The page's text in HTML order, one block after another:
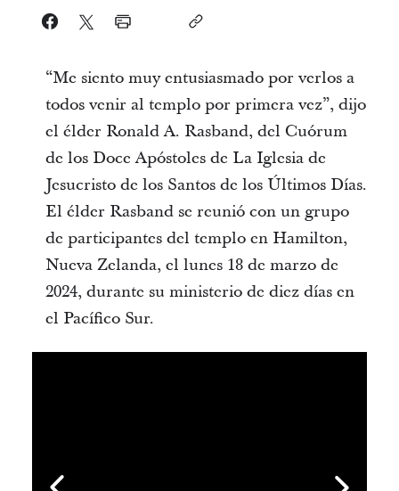
“Me siento muy entusiasmado por verlos a
todos venir al templo por primera vez”, dijo
el élder Ronald A. Rasband, del Cuórum
de los Doce Apóstoles de La Iglesia de
Jesucristo de los Santos de los Últimos Días.
El élder Rasband se reunió con un grupo
de participantes del templo en Hamilton,
Nueva Zelanda, el lunes 18 de marzo de
2024, durante su ministerio de diez días en
el Pacífico Sur.